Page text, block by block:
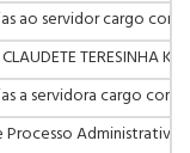
ao servidor cargo
TERESINHA
a servidora cargo
Administrativo